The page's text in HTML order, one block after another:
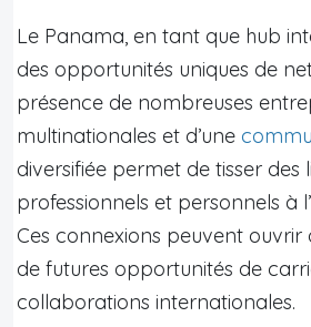
Le Panama, en tant que hub
des opportunités uniques de
présence de nombreuses
multinationales et d’une
diversifiée permet de tisser des
professionnels et personnels à
Ces connexions peuvent
de futures opportunités de
collaborations internationales.